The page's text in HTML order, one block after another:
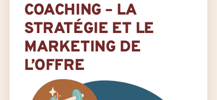
COACHING – LA
STRATÉGIE ET LE
MARKETING DE
L’OFFRE